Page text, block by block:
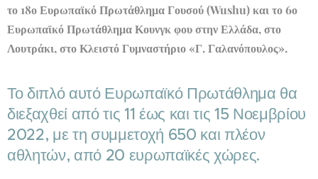
το 18ο Ευρωπαϊκό Πρωτάθλημα Γουσού (Wushu) και το 6ο
Ευρωπαϊκό Πρωτάθλημα Κουνγκ φου στην Ελλάδα, στο
Λουτράκι, στο Κλειστό Γυμναστήριο «Γ. Γαλανόπουλος».
Το διπλό αυτό Ευρωπαϊκό Πρωτάθλημα θα
διεξαχθεί από τις 11 έως και τις 15 Νοεμβρίου
2022, με τη συμμετοχή 650 και πλέον
αθλητών, από 20 ευρωπαϊκές χώρες.